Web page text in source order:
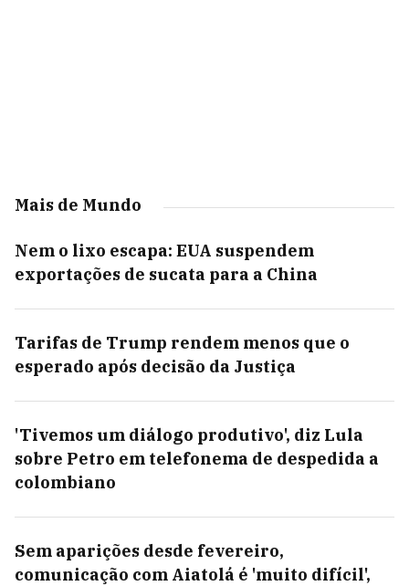
Mais de Mundo
Nem o lixo escapa: EUA suspendem
exportações de sucata para a China
Tarifas de Trump rendem menos que o
esperado após decisão da Justiça
'Tivemos um diálogo produtivo', diz Lula
sobre Petro em telefonema de despedida a
colombiano
Sem aparições desde fevereiro,
comunicação com Aiatolá é 'muito difícil',